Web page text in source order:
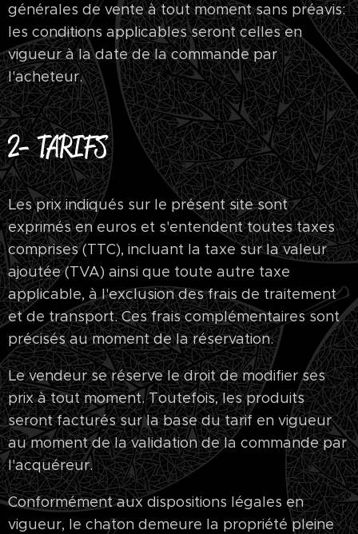
générales de vente à tout moment sans préavis:
les conditions applicables seront celles en
vigueur à la date de la commande par
l'acheteur.
2- TARIFS
Les prix indiqués sur le présent site sont
exprimés en euros et s'entendent toutes taxes
comprises (TTC), incluant la taxe sur la valeur
ajoutée (TVA) ainsi que toute autre taxe
applicable, à l'exclusion des frais de traitement
et de transport. Ces frais complémentaires sont
précisés au moment de la réservation.
Le vendeur se réserve le droit de modifier ses
prix à tout moment. Toutefois, les produits
seront facturés sur la base du tarif en vigueur
au moment de la validation de la commande par
l'acquéreur.
Conformément aux dispositions légales en
vigueur, le chaton demeure la propriété pleine